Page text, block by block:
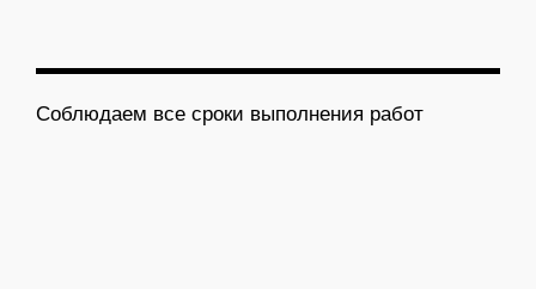
Соблюдаем все сроки выполнения работ